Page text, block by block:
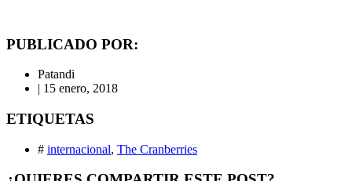
PUBLICADO POR:
Patandi
| 15 enero, 2018
ETIQUETAS
# internacional, The Cranberries